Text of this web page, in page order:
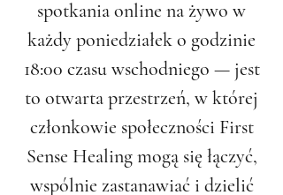
spotkania online na żywo w
każdy poniedziałek o godzinie
18:00 czasu wschodniego — jest
to otwarta przestrzeń, w której
członkowie społeczności First
Sense Healing mogą się łączyć,
wspólnie zastanawiać i dzielić